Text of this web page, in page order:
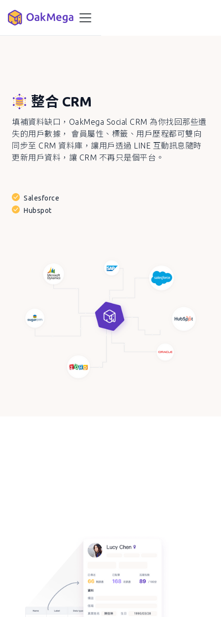
整合 CRM
填補資料缺口， OakMega Social CRM 為你找回那些遺
失的用戶數據， 會員屬性、標籤、用戶歷程都可雙向
同步至 CRM 資料庫，讓用戶透過 LINE 互動訊息隨時
更新用戶資料，讓 CRM 不再只是個平台。
Salesforce
Hubspot